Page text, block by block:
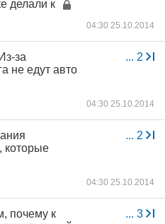
делали к
04:30 25.10.2014
... 2
за
не едут авто
04:30 25.10.2014
... 2
которые
04:30 25.10.2014
... 3
почему к